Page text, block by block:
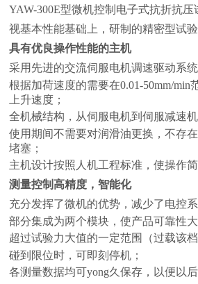
YAW-300E型微机控制电子式抗折抗
视基本性能基础上，研制的精密型试验
具有优良操作性能的主机
采用先进的交流伺服电机调速驱动系
根据加荷速度的需要在0.01-50mm/min
上升速度；
全机械结构，从伺服电机到伺服减速
使用期间不需要对润滑油更换，不存
堵塞；
主机设计按照人机工程标准，使操作简
测量控制高精度，智能化
充分发挥了微机的优势，减少了电控
部分集成为两个模块，使产品可靠性大
超过试验力大值的一定范围（过载该
碰到限位时，可即刻停机；
各测量数据均可yong久保存，以便以后